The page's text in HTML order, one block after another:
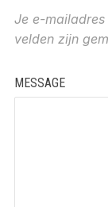
Je e-
velden zijn
MESSAGE